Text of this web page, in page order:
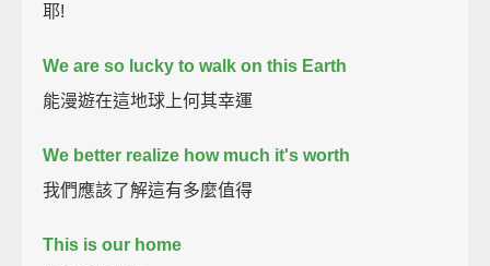
耶!
We are so lucky to walk on this Earth
能漫遊在這地球上何其幸運
We better realize how much it's worth
我們應該了解這有多麼值得
This is our home